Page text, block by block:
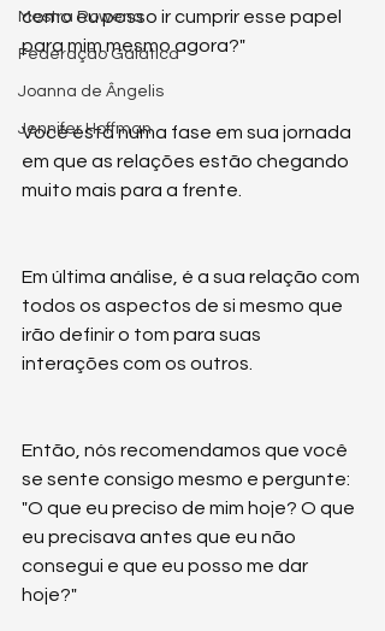
Mestra Rowena
Federação Galática
Joanna de Ângelis
Jennifer Hoffman
como eu posso ir cumprir esse papel
para mim mesmo agora?"
Você está numa fase em sua jornada
em que as relações estão chegando
muito mais para a frente.
Em última análise, é a sua relação com
todos os aspectos de si mesmo que
irão definir o tom para suas
interações com os outros.
Então, nós recomendamos que você
se sente consigo mesmo e pergunte:
"O que eu preciso de mim hoje? O que
eu precisava antes que eu não
consegui e que eu posso me dar
hoje?"